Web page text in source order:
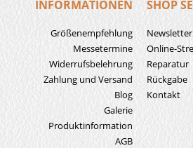
INFORMATIONEN
Größenempfehlung
Messetermine
Widerrufsbelehrung
Zahlung und Versand
Blog
Galerie
Produktinformation
AGB
SHOP
Newsletter
Online-
Reparatur
Rückgabe
Kontakt